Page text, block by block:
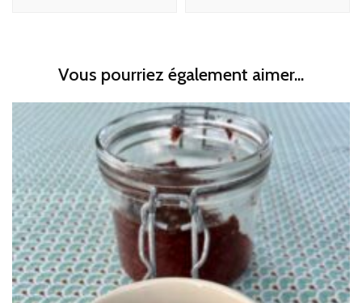
Vous pourriez également aimer...